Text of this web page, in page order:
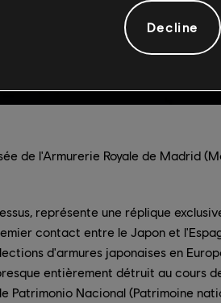
de l'Armurerie Royale de Madrid
représente une réplique
contact entre le Japon et
d'armures japonaises en
entièrement détruit au cours
Patrimonio Nacional (Patrimoine
Decline